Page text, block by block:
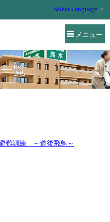
メニュー
Select Language ▼
覧
難訓練 ～道後飛鳥～